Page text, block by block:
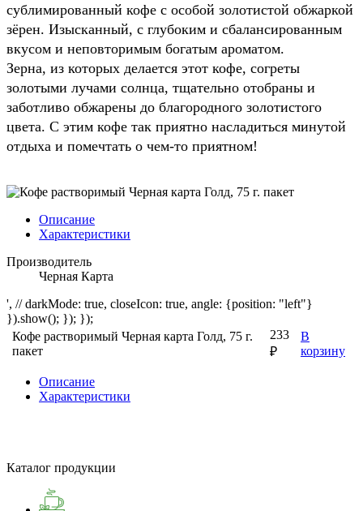
сублимированный кофе с особой золотистой обжаркой
зёрен. Изысканный, с глубоким и сбалансированным
вкусом и неповторимым богатым ароматом.
Зерна, из которых делается этот кофе, согреты
золотыми лучами солнца, тщательно отобраны и
заботливо обжарены до благородного золотистого
цвета. С этим кофе так приятно насладиться минутой
отдыха и помечтать о чем-то приятном!
Описание
Характеристики
Производитель
Черная Карта
', // darkMode: true, closeIcon: true, angle: {position: "left"}
}).show(); }); });
Кофе растворимый Черная карта Голд, 75 г.
пакет
233
₽
В
корзину
Описание
Характеристики
Каталог продукции